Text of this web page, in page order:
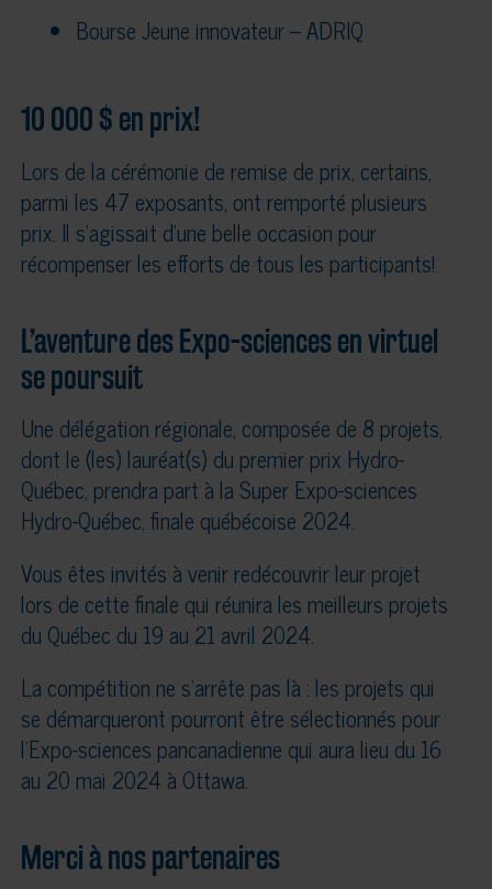
Bourse Jeune innovateur – ADRIQ
10 000 $ en prix!
Lors de la cérémonie de remise de prix, certains,
parmi les 47 exposants, ont remporté plusieurs
prix. Il s’agissait d’une belle occasion pour
récompenser les efforts de tous les participants!
L’aventure des Expo-sciences en virtuel
se poursuit
Une délégation régionale, composée de 8 projets,
dont le (les) lauréat(s) du premier prix Hydro-
Québec, prendra part à la Super Expo-sciences
Hydro-Québec, finale québécoise 2024.
Vous êtes invités à venir redécouvrir leur projet
lors de cette finale qui réunira les meilleurs projets
du Québec du 19 au 21 avril 2024.
La compétition ne s’arrête pas là : les projets qui
se démarqueront pourront être sélectionnés pour
l’Expo-sciences pancanadienne qui aura lieu du 16
au 20 mai 2024 à Ottawa.
Merci à nos partenaires